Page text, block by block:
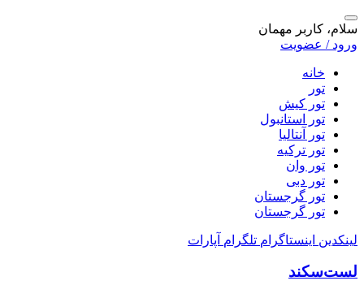
سلام، کاربر مهمان
ورود / عضویت
خانه
تور
تور کیش
تور استانبول
تور آنتالیا
تور ترکیه
تور وان
تور دبی
تور گرجستان
تور گرجستان
لینکدین اینستاگرام تلگرام آپارات
لست‌سکند